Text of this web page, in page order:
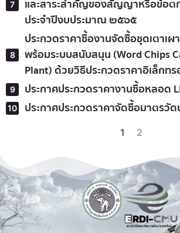
และสาระสำคัญของสัญญาหรือข้อต
ประจำปีงบประมาณ ๒๕๖๕
ประกวดราคาซื้องานจัดซื้อชุดเตาเ
พร้อมระบบสนับสนุน (Word Chips
Plant) ด้วยวิธีประกวดราคาอิเล็กท
ประกาศประกวดราคางานซื้อหลอด
ประกาศประกวดราคาจัดซื้อมาตรวัด
1 2